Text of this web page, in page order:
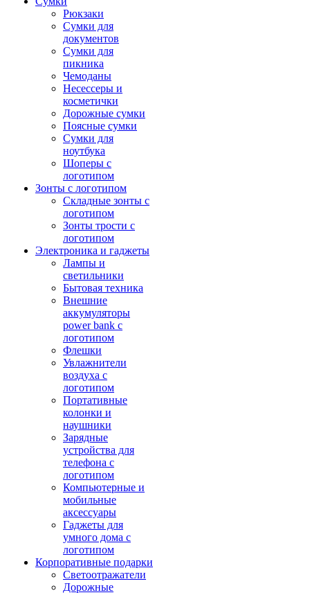
Рюкзаки
Сумки для
документов
Сумки для
пикника
Чемоданы
Несессеры и
косметички
Дорожные сумки
Поясные сумки
Сумки для
ноутбука
Шоперы с
логотипом
Зонты с логотипом
Складные зонты с
логотипом
Зонты трости с
логотипом
Электроника и гаджеты
Лампы и
светильники
Бытовая техника
Внешние
аккумуляторы
power bank с
логотипом
Флешки
Увлажнители
воздуха с
логотипом
Портативные
колонки и
наушники
Зарядные
устройства для
телефона с
логотипом
Компьютерные и
мобильные
аксессуары
Гаджеты для
умного дома с
логотипом
Корпоративные подарки
Светоотражатели
Дорожные